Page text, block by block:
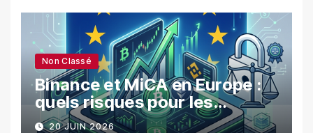
Non Classé
Binance et MiCA en Europe :
quels risques pour les
utilisateurs ?
20 JUIN 2026